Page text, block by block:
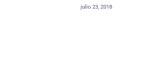
julio 23, 2018